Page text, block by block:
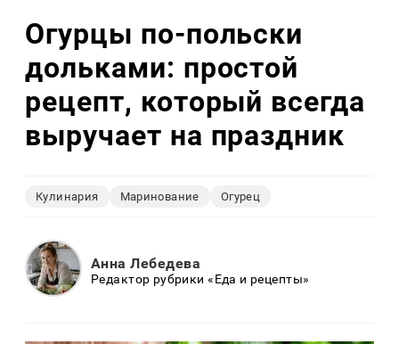
Огурцы по‑польски
дольками: простой
рецепт, который всегда
выручает на праздник
Кулинария Маринование Огурец
Анна Лебедева
Редактор рубрики «Еда и рецепты»